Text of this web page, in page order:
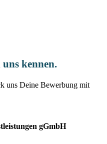
kennen.
uns Deine Bewerbung mit
gGmbH